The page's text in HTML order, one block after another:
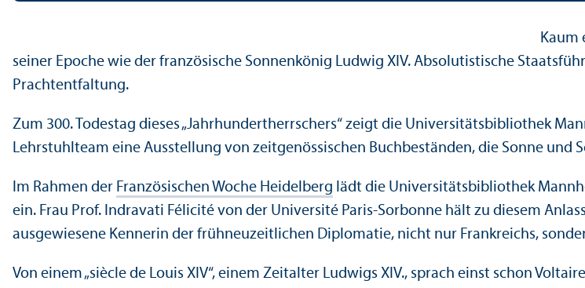
Kaum
seiner Epoche wie der französische Sonnenkönig Ludwig XIV. Absolutistische
Prachtentfaltung.
Zum 300. Todestag dieses „Jahrhundertherrschers“ zeigt die Universitätsbibliothek
Lehrstuhlteam eine Ausstellung von zeitgenössischen Buchbeständen, die Sonne und
Im Rahmen der Französischen Woche Heidelberg lädt die Universitätsbibliothek
ein. Frau Prof. Indravati Félicité von der Université Paris-Sorbonne hält zu diesem
ausgewiesene Kennerin der frühneuzeitlichen Diplomatie, nicht nur Frankreichs,
Von einem „siècle de Louis XIV“, einem Zeitalter Ludwigs XIV., sprach einst schon